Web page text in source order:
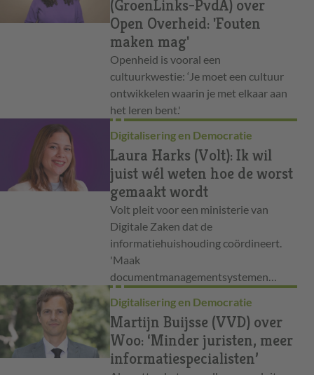
(GroenLinks-PvdA) over
Open Overheid: 'Fouten
maken mag'
Openheid is vooral een
cultuurkwestie: ‘Je moet een cultuur
ontwikkelen waarin je met elkaar aan
het leren bent.'
Digitalisering en Democratie
Laura Harks (Volt): Ik wil
juist wél weten hoe de worst
gemaakt wordt
Volt pleit voor een ministerie van
Digitale Zaken dat de
informatiehuishouding coördineert.
'Maak
documentmanagementsystemen…
Digitalisering en Democratie
Martijn Buijsse (VVD) over
Woo: ‘Minder juristen, meer
informatiespecialisten’